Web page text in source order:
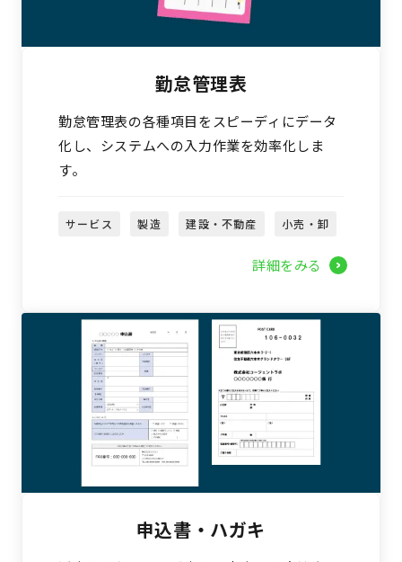
勤怠管理表
勤怠管理表の各種項目をスピーディにデータ
化し、システムへの入力作業を効率化しま
す。
サービス 製造 建設・不動産 小売・卸
詳細をみる
申込書・ハガキ